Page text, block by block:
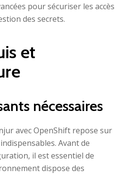
pour sécuriser les accès
des secrets.
et
nécessaires
avec OpenShift repose sur
Avant de
il est essentiel de
dispose des